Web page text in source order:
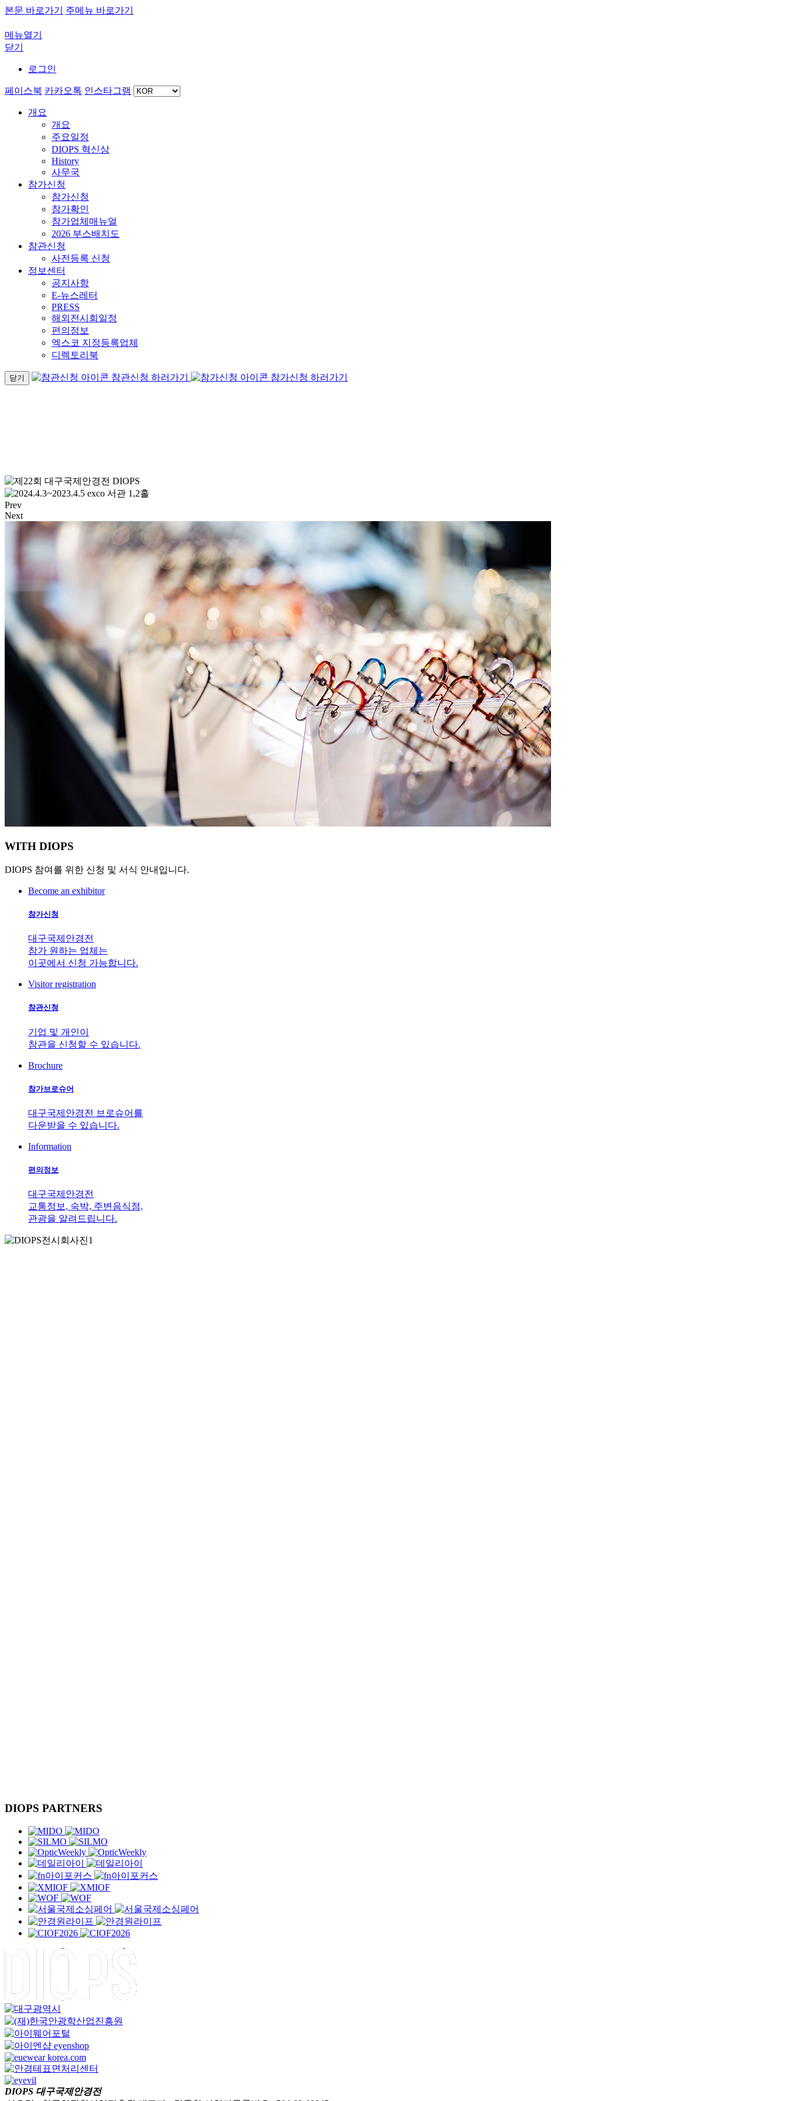
본문 바로가기 주메뉴 바로가기
메뉴열기
닫기
로그인
페이스북 카카오톡 인스타그램
개요
개요
주요일정
DIOPS 혁신상
History
사무국
참가신청
참가신청
참가확인
참가업체매뉴얼
2026 부스배치도
참관신청
사전등록 신청
정보센터
공지사항
E-뉴스레터
PRESS
해외전시회일정
편의정보
엑스코 지정등록업체
디렉토리북
닫기 참관신청 하러가기 참가신청 하러가기
Prev
Next
WITH DIOPS
DIOPS 참여를 위한 신청 및 서식 안내입니다.
Become an exhibitor
참가신청
대구국제안경전
참가 원하는 업체는
이곳에서 신청 가능합니다.
Visitor registration
참관신청
기업 및 개인이
참관을 신청할 수 있습니다.
Brochure
참가브로슈어
대구국제안경전 브로슈어를
다운받을 수 있습니다.
Information
편의정보
대구국제안경전
교통정보, 숙박, 주변음식점,
관광을 알려드립니다.
DIOPS PARTNERS
DIOPS 대구국제안경전